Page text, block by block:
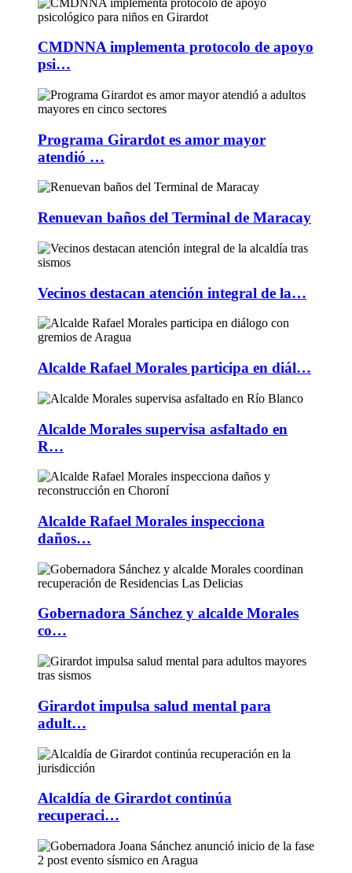
CMDNNA implementa protocolo de apoyo
psi…
Programa Girardot es amor mayor
atendió …
Renuevan baños del Terminal de Maracay
Vecinos destacan atención integral de la…
Alcalde Rafael Morales participa en diál…
Alcalde Morales supervisa asfaltado en
R…
Alcalde Rafael Morales inspecciona
daños…
Gobernadora Sánchez y alcalde Morales
co…
Girardot impulsa salud mental para
adult…
Alcaldía de Girardot continúa
recuperaci…